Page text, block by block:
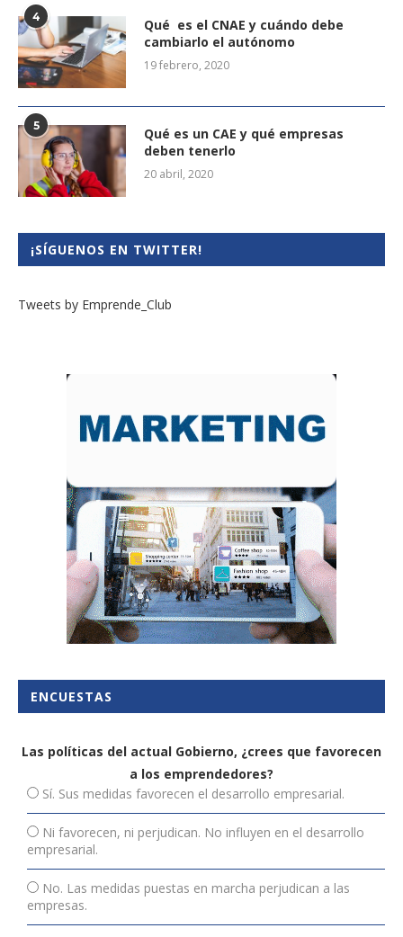
4
Qué es el CNAE y cuándo debe
cambiarlo el autónomo
19 febrero, 2020
5
Qué es un CAE y qué empresas
deben tenerlo
20 abril, 2020
¡SÍGUENOS EN TWITTER!
Tweets by Emprende_Club
ENCUESTAS
Las políticas del actual Gobierno, ¿crees que favorecen
a los emprendedores?
Sí. Sus medidas favorecen el desarrollo empresarial.
Ni favorecen, ni perjudican. No influyen en el desarrollo
empresarial.
No. Las medidas puestas en marcha perjudican a las
empresas.